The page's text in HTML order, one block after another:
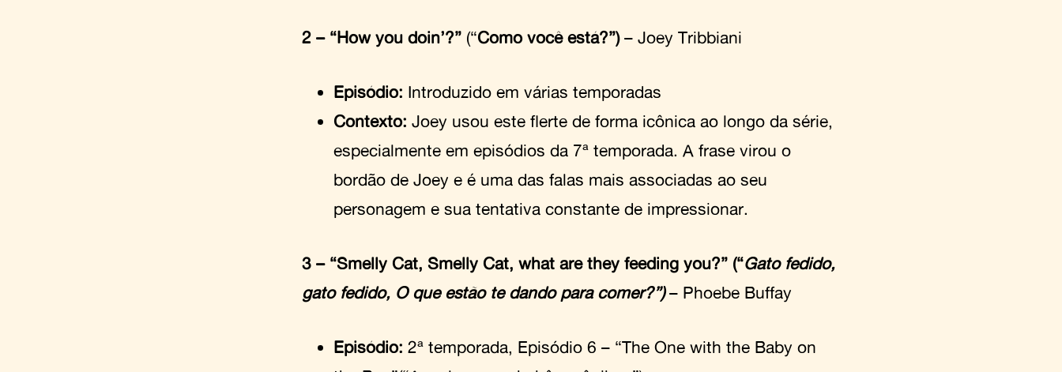
2 – “How you doin’?” (“Como você está?”) – Joey Tribbiani
Episódio: Introduzido em várias temporadas
Contexto: Joey usou este flerte de forma icônica ao longo da série,
especialmente em episódios da 7ª temporada. A frase virou o
bordão de Joey e é uma das falas mais associadas ao seu
personagem e sua tentativa constante de impressionar.
3 – “Smelly Cat, Smelly Cat, what are they feeding you?” (“Gato fedido,
gato fedido, O que estão te dando para comer?”)– Phoebe Buffay
Episódio: 2ª temporada, Episódio 6 – “The One with the Baby on